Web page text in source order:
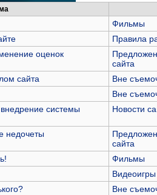
Фильмы
Правила
оценок
сайта
сайта
Вне
Вне
системы
Новости
недочеты
сайта
Фильмы
Видеоигры
Вне